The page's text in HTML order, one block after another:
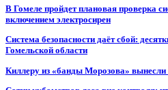
В Гомеле пройдет плановая проверка
включением электросирен
Система безопасности даёт сбой:
Гомельской области
Киллеру из «банды Морозова» вынесли